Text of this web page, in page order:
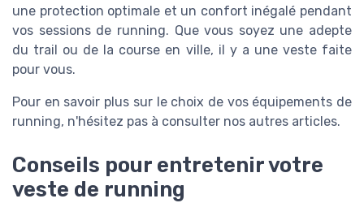
une protection optimale et un confort inégalé pendant
vos sessions de running. Que vous soyez une adepte
du trail ou de la course en ville, il y a une veste faite
pour vous.
Pour en savoir plus sur le choix de vos équipements de
running, n'hésitez pas à consulter nos autres articles.
Conseils pour entretenir votre
veste de running